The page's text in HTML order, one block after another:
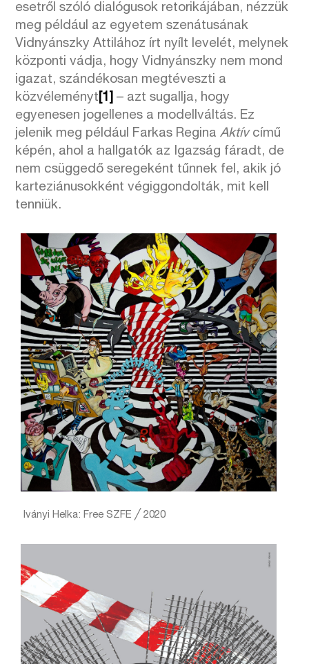
esetről szóló dialógusok retorikájában, nézzük
meg például az egyetem szenátusának
Vidnyánszky Attilához írt nyílt levelét, melynek
központi vádja, hogy Vidnyánszky nem mond
igazat, szándékosan megtéveszti a
közvéleményt [1]
– azt sugallja, hogy
egyenesen jogellenes a modellváltás. Ez
jelenik meg például Farkas ReginaAktívcímű
képén, ahol a hallgatók az Igazság fáradt, de
nem csüggedő seregeként tűnnek fel, akik jó
karteziánusokként végiggondolták, mit kell
tenniük.
Iványi Helka: Free SZFE ╱ 2020